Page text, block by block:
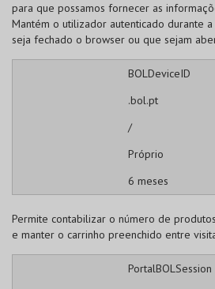
para que possamos fornecer as
Mantém o utilizador autenticado durante
seja fechado o browser ou que sejam
BOLDeviceID
.bol.pt
/
Próprio
6 meses
Permite contabilizar o número de
e manter o carrinho preenchido entre
PortalBOLSession